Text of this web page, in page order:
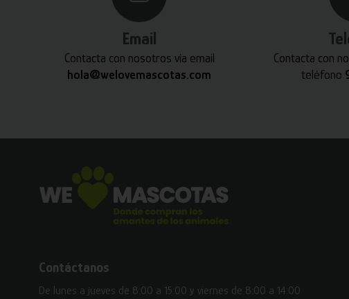
Email
Contacta con nosotros vía email
hola@welovemascotas.com
Contacta con
teléfono
Contáctanos
De lunes a jueves de 8:00 a 15:00 y viernes de 8:00 a 14:00